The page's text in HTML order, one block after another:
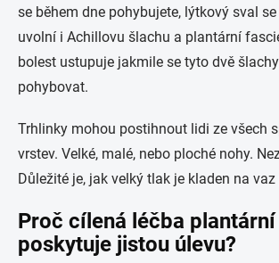
se během dne pohybujete, lýtkový sval
uvolní i Achillovu šlachu a plantární
bolest ustupuje jakmile se tyto dvě
pohybovat.
Trhlinky mohou postihnout lidi ze všech
vrstev. Velké, malé, nebo ploché nohy.
Důležité je, jak velký tlak je kladen na
Proč cílená léčba
poskytuje jistou úlevu?